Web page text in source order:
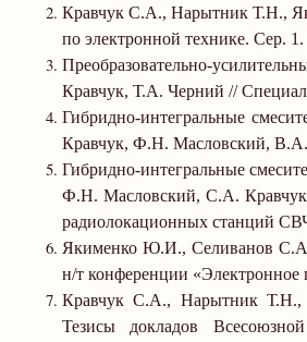
Кравчук С.А., Нарытник Т.Н.,
по электронной технике. Сер.
Преобразовательно-
Кравчук, Т.А. Черний //
Гибридно-интегральные
Кравчук, Ф.Н. Масловский, В.А.
Гибридно-интегральные
Ф.Н. Масловский, С.А.
радиолокационных станций
Якименко Ю.И., Селиванов С.А.,
н/т конференции «Электронное
Кравчук С.А., Нарытник Т.Н.,
Тезисы докладов